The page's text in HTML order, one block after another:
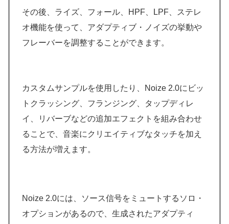
その後、ライズ、フォール、HPF、LPF、ステレ
オ機能を使って、アダプティブ・ノイズの挙動や
フレーバーを調整することができます。
カスタムサンプルを使用したり、Noize 2.0にビッ
トクラッシング、フランジング、タップディレ
イ、リバーブなどの追加エフェクトを組み合わせ
ることで、音楽にクリエイティブなタッチを加え
る方法が増えます。
Noize 2.0には、ソース信号をミュートするソロ・
オプションがあるので、生成されたアダプティ